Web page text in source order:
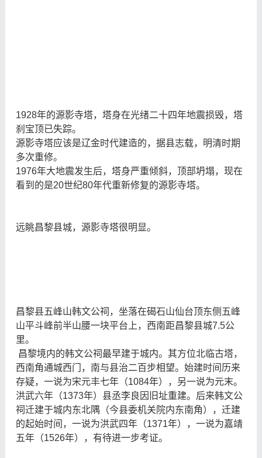
1928年的源影寺塔，塔身在光绪二十四年地震损毁，塔
刹宝顶已失踪。
源影寺塔应该是辽金时代建造的，据县志载，明清时期
多次重修。
1976年大地震发生后，塔身严重倾斜，顶部坍塌，现在
看到的是20世纪80年代重新修复的源影寺塔。
远眺昌黎县城，源影寺塔很明显。
昌黎县五峰山韩文公祠，坐落在碣石山仙台顶东侧五峰
山平斗峰前半山腰一块平台上，西南距昌黎县城7.5公
里。
昌黎境内的韩文公祠最早建于城内。其方位北临古塔，
西南角通城西门，南与县治二百步相望。始建时间历来
存疑，一说为宋元丰七年（1084年），另一说为元末。
洪武六年（1373年）县丞李良因旧址重建。后来韩文公
祠迁建于城内东北隅（今县委机关院内东南角），迁建
的起始时间，一说为洪武四年（1371年），一说为嘉靖
五年（1526年），有待进一步考证。